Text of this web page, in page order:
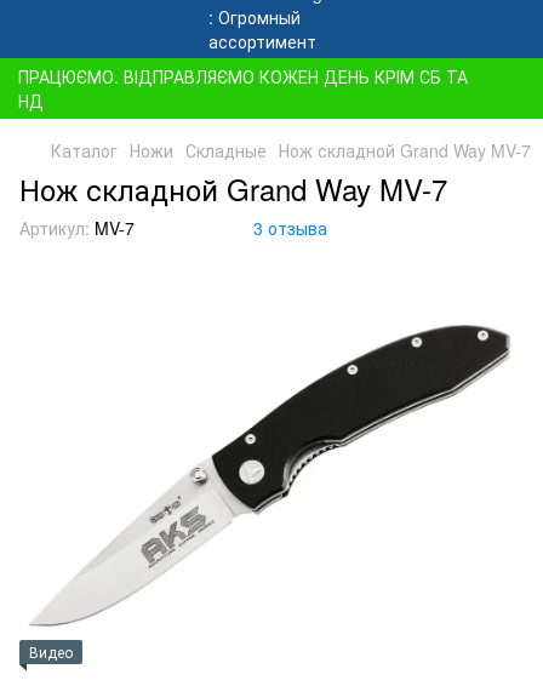
ПРАЦЮЄМО. ВІДПРАВЛЯЄМО КОЖЕН ДЕНЬ КРІМ СБ ТА
НД
Каталог Ножи Складные Нож складной Grand Way MV-7
Нож складной Grand Way MV-7
Артикул: MV-7 3 отзыва
Видео